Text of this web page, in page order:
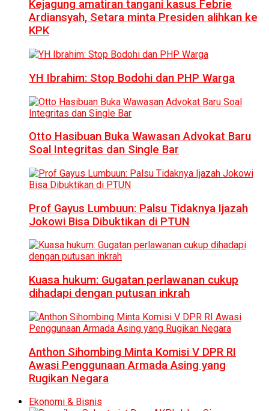
Kejagung amatiran tangani kasus Febrie
Ardiansyah, Setara minta Presiden alihkan ke
KPK
YH Ibrahim: Stop Bodohi dan PHP Warga
Otto Hasibuan Buka Wawasan Advokat Baru
Soal Integritas dan Single Bar
Prof Gayus Lumbuun: Palsu Tidaknya Ijazah
Jokowi Bisa Dibuktikan di PTUN
Kuasa hukum: Gugatan perlawanan cukup
dihadapi dengan putusan inkrah
Anthon Sihombing Minta Komisi V DPR RI
Awasi Penggunaan Armada Asing yang
Rugikan Negara
Ekonomi & Bisnis